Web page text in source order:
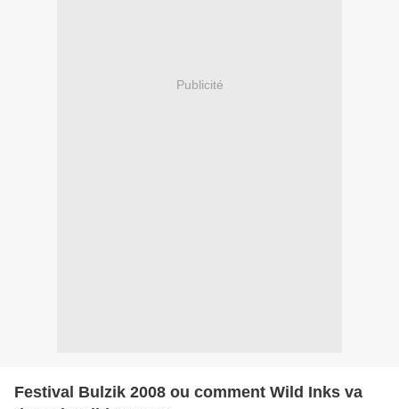
Publicité
Festival Bulzik 2008 ou comment Wild Inks va